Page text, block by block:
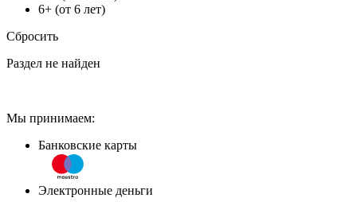
6+ (от 6 лет)
Сбросить
Раздел не найден
Мы принимаем:
Банковские карты
Электронные деньги